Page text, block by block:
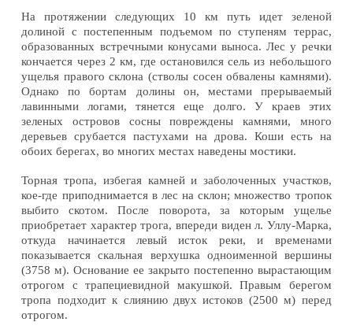
На протяжении следующих 10 км путь идет зеленой
долиной с постепенным подъемом по ступеням террас,
образованных встречными конусами выноса. Лес у речки
кончается через 2 км, где остановился сель из небольшого
ущелья правого склона (стволы сосен обвалены камнями).
Однако по бортам долины он, местами прерываемый
лавинными логами, тянется еще долго. У краев этих
зеленых островов сосны повреждены камнями, много
деревьев срубается пастухами на дрова. Коши есть на
обоих берегах, во многих местах наведены мостики.
Торная тропа, избегая камней и заболоченных участков,
кое-где приподнимается в лес на склон; множество тропок
выбито скотом. После поворота, за которым ущелье
приобретает характер трога, впереди виден л. Уллу-Марка,
откуда начинается левый исток реки, и временами
показывается скальная верхушка одноименной вершины
(3758 м). Основание ее закрыто постепенно вырастающим
отрогом с трапециевидной макушкой. Правым берегом
тропа подходит к слиянию двух истоков (2500 м) перед
отрогом.